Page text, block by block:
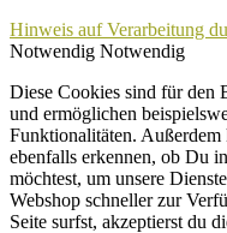
Hinweis auf Verarbeitung
Notwendig Notwendig
Diese Cookies sind für den
und ermöglichen
Funktionalitäten.
ebenfalls erkennen, ob Du
möchtest, um unsere
Webshop schneller zur
Seite surfst, akzeptierst du